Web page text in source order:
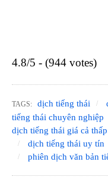
4.8/5 - (944 votes)
TAGS: dịch tiếng thái
tiếng thái chuyên nghiệp
dịch tiếng thái giá cả thấp
dịch tiếng thái uy tín
phiên dịch văn bản